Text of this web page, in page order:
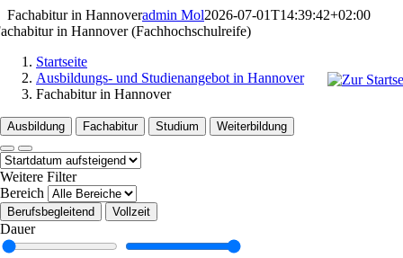
Zum
Inhalt
Fachabitur in Hannoveradmin Mol2026-07-01T14:39:42+02:00
in Hannover (Fach­hoch­schul­reife)
Startseite
Ausbildungs- und Studienangebot in Hannover
Fachabitur in Hannover
Ausbildung Fachabitur Studium Weiterbildung
Sortierung
Weitere Filter
Bereich
Berufsbegleitend Vollzeit
Dauer